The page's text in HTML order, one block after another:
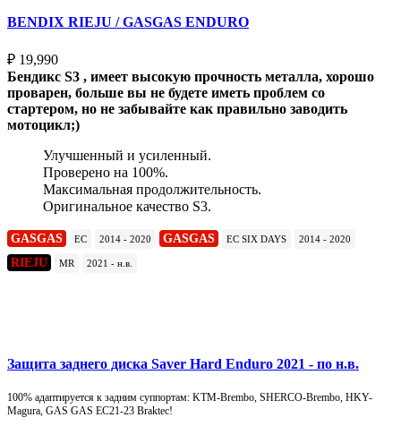
BENDIX RIEJU / GASGAS ENDURO
₽ 19,990
Бендикс S3 , имеет высокую прочность металла, хорошо
проварен, больше вы не будете иметь проблем со
стартером, но не забывайте как правильно заводить
мотоцикл;)
Улучшенный и усиленный.
Проверено на 100%.
Максимальная продолжительность.
Оригинальное качество S3.
GASGAS EC 2014 - 2020 GASGAS EC SIX DAYS 2014 - 2020
RIEJU MR 2021 - н.в.
Защита заднего диска Saver Hard Enduro 2021 - по н.в.
100% адаптируется к задним суппортам: KTM-Brembo, SHERCO-Brembo, HKY-
Magura, GAS GAS EC21-23 Braktec!